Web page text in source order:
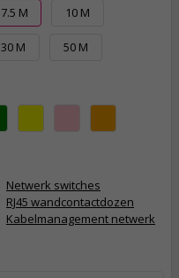
7.5 M 10 M
30 M 50 M
Netwerk switches
RJ45 wandcontactdozen
Kabelmanagement netwerk